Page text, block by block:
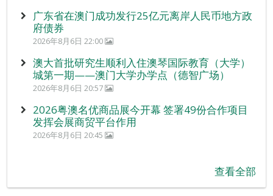
广东省在澳门成功发行25亿元离岸人民币地方政
府债券
2026年8月6日 22:00
澳大首批研究生顺利入住澳琴国际教育（大学）
城第一期——澳门大学办学点（德智广场）
2026年8月6日 20:57
2026粤澳名优商品展今开幕 签署49份合作项目
发挥会展商贸平台作用
2026年8月6日 20:45
查看全部